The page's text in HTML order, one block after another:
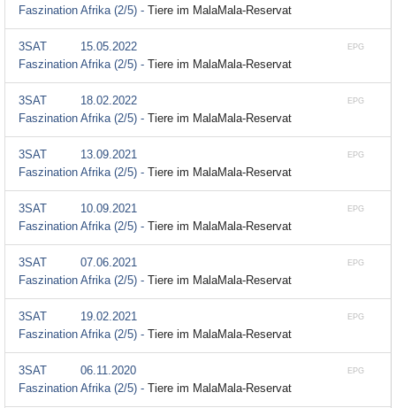
Faszination Afrika (2/5) - Tiere im MalaMala-Reservat
EPG
3SAT
15.05.2022
Faszination Afrika (2/5) - Tiere im MalaMala-Reservat
EPG
3SAT
18.02.2022
Faszination Afrika (2/5) - Tiere im MalaMala-Reservat
EPG
3SAT
13.09.2021
Faszination Afrika (2/5) - Tiere im MalaMala-Reservat
EPG
3SAT
10.09.2021
Faszination Afrika (2/5) - Tiere im MalaMala-Reservat
EPG
3SAT
07.06.2021
Faszination Afrika (2/5) - Tiere im MalaMala-Reservat
EPG
3SAT
19.02.2021
Faszination Afrika (2/5) - Tiere im MalaMala-Reservat
EPG
3SAT
06.11.2020
Faszination Afrika (2/5) - Tiere im MalaMala-Reservat